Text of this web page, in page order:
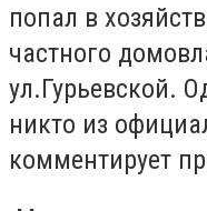
попал в
частного
ул.Гурьевской.
никто из
комментирует